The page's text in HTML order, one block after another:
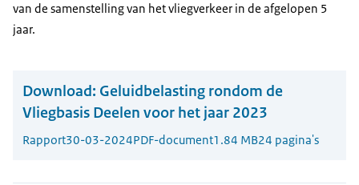
van de samenstelling van het vliegverkeer in de afgelopen 5
jaar.
Download: Geluidbelasting rondom de
Vliegbasis Deelen voor het jaar 2023
Rapport30-03-2024PDF-document1.84 MB24 pagina's